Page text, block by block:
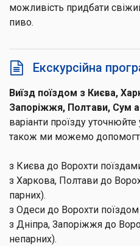
можливість придбати
пиво.
Екскурсійна
Виїзд поїздом з Києва,
Запоріжжя, Полтави, Сум
варіанти проїзду
також ми можемо
з Києва до Ворохти
з Харкова, Полтави до
парних).
з Одеси до Ворохти
з Дніпра, Запоріжжя до
непарних).